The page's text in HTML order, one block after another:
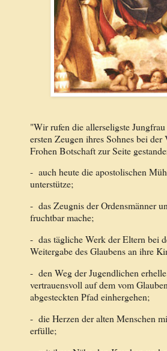
"Wir rufen die allerseligste
ersten Zeugen ihres Sohnes bei
Frohen Botschaft zur Seite
- auch heute die apostolischen
unterstütze;
- das Zeugnis der Ordensmänner
fruchtbar mache;
- das tägliche Werk der Eltern bei
Weitergabe des Glaubens an ihre
- den Weg der Jugendlichen
vertrauensvoll auf dem vom
abgesteckten Pfad einhergehen;
- die Herzen der alten Menschen
erfülle;